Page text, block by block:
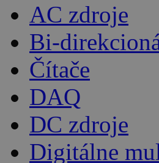
AC zdroje
Bi-
Čítače
DAQ
DC zdroje
Digitálne